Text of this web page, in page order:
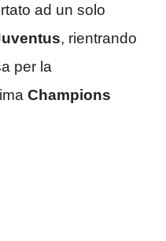
ad un solo
, rientrando
per la
Champions